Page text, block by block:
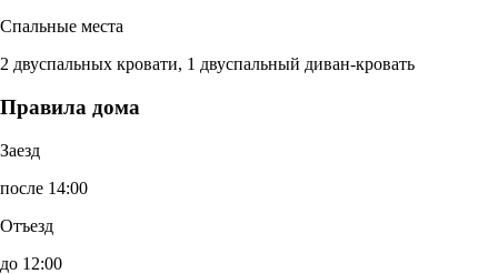
Спальные места
2 двуспальных кровати, 1 двуспальный диван-кровать
Правила дома
Заезд
после 14:00
Отъезд
до 12:00